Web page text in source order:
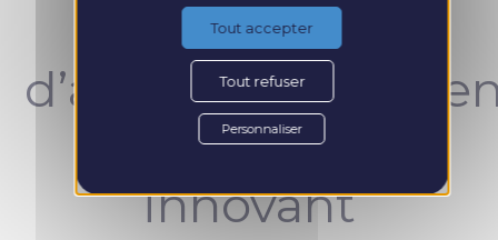
Un concept
unique et
innovant
Tout accepter
Tout refuser
Personnaliser